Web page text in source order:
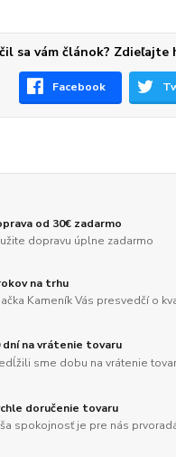
sa vám článok? Zdieľajte
Facebook
od 30€ zadarmo
dopravu úplne zadarmo
na trhu
Kameník Vás presvedčí o
dní na vrátenie tovaru
sme dobu na vrátenie
doručenie tovaru
spokojnosť je pre nás